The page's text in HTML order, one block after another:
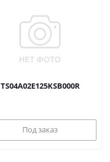
TS04A02E125KSB000R
Под заказ